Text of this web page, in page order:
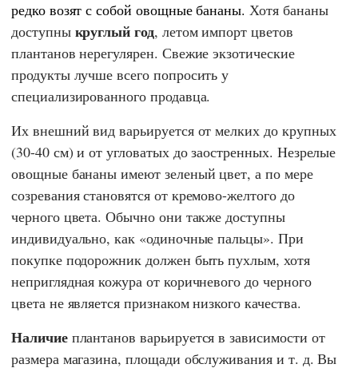
редко возят с собой овощные бананы. Хотя бананы
доступны круглый год, летом импорт цветов
плантанов нерегулярен. Свежие экзотические
продукты лучше всего попросить у
специализированного продавца.
Их внешний вид варьируется от мелких до крупных
(30-40 см) и от угловатых до заостренных. Незрелые
овощные бананы имеют зеленый цвет, а по мере
созревания становятся от кремово-желтого до
черного цвета. Обычно они также доступны
индивидуально, как «одиночные пальцы». При
покупке подорожник должен быть пухлым, хотя
неприглядная кожура от коричневого до черного
цвета не является признаком низкого качества.
Наличиеплантанов варьируется в зависимости от
размера магазина, площади обслуживания и т. д. Вы